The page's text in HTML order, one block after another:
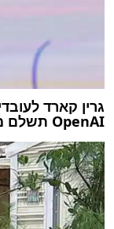
גרין קארד
OpenAI תשלם מיליונים